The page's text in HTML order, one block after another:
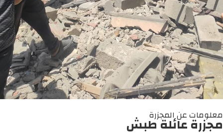
معلومات عن المجزرة
مجزرة عائلة طبش